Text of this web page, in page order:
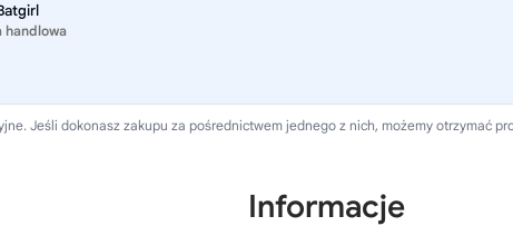
handlowa
Jeśli dokonasz zakupu za pośrednictwem jednego z nich, możemy otrzymać
Informacje